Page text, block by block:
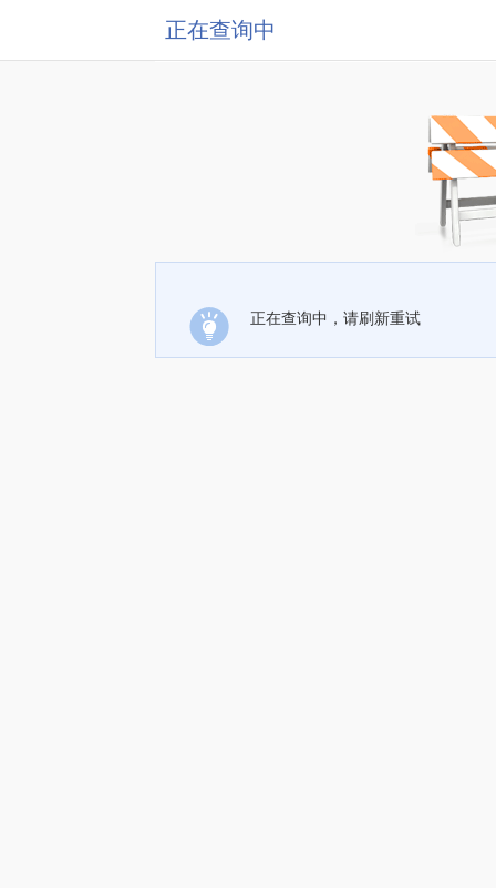
正在查询中
正在查询中，请刷新重试